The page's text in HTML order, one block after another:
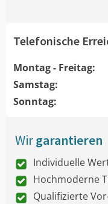
Telefonische
Montag - Freitag:
Samstag:
Sonntag:
Wirgarantieren
Individuelle
Hochmoderne
Qualifizierte